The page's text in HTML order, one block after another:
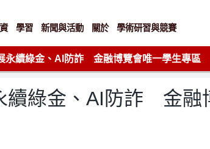
學習 新聞與活動 關於 學術研習與競賽
永續綠金、AI防詐 金融博覽會唯一學生專區
續綠金、AI防詐 金融